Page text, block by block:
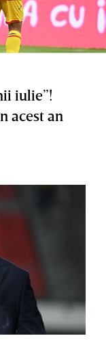
iulie”!
acest an